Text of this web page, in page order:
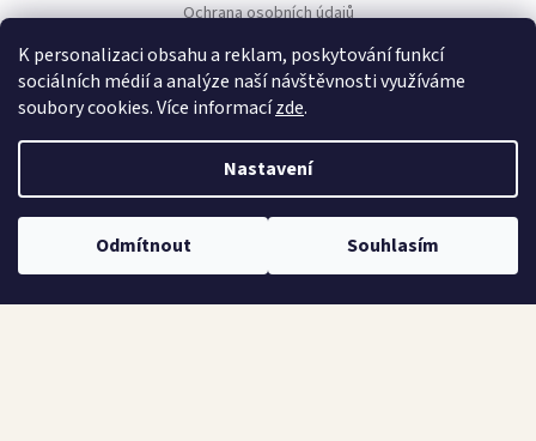
K personalizaci obsahu a reklam, poskytování funkcí
sociálních médií a analýze naší návštěvnosti využíváme
soubory cookies. Více informacízde.
Nastavení
Odmítnout Souhlasím
Ochrana osobních údajů
Nastavení cookies
NAVIGACE
Kontakt
Všechny produkty